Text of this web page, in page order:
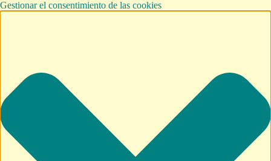
Gestionar el consentimiento de las cookies